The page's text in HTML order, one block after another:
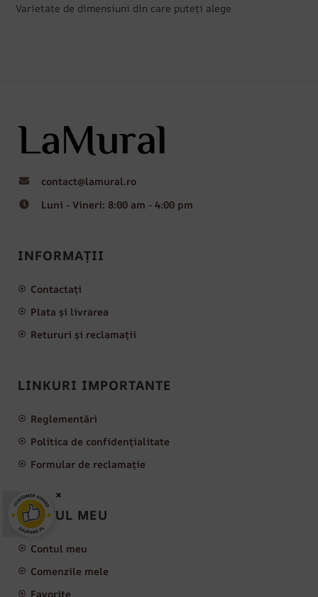
Varietate de dimensiuni din care puteți alege
contact@lamural.ro
Luni - Vineri: 8:00 am - 4:00 pm
INFORMAȚII
Contactați
Plata și livrarea
Retururi și reclamații
LINKURI IMPORTANTE
Reglementări
Politica de confidențialitate
Formular de reclamație
CONTUL MEU
Contul meu
Comenzile mele
Favorite
×